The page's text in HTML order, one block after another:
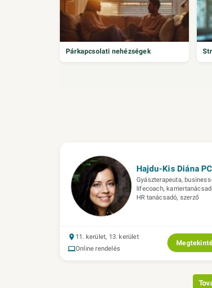
Párkapcsolati nehézségek
Hajdu-Kis Diána
Gyászterapeuta,
lifecoach,
HR tanácsadó, szerző
11. kerület, 13. kerület
Online rendelés